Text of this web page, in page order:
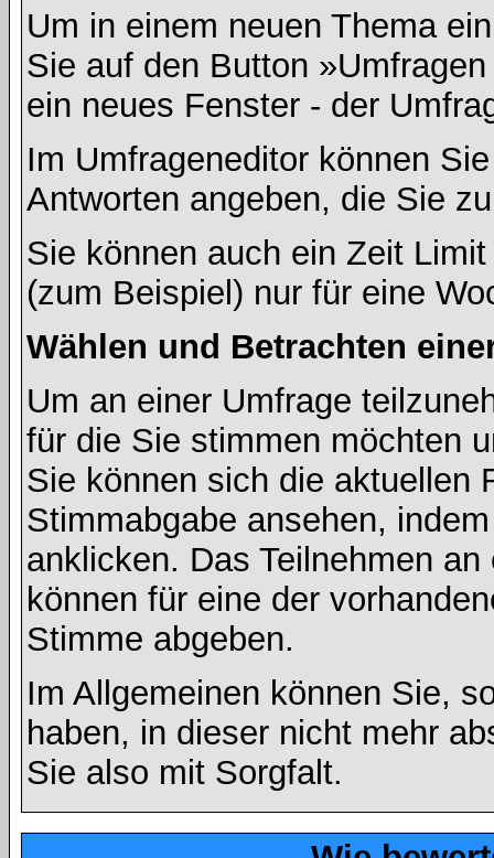
Um in einem neuen Thema
Sie auf den Button
ein neues Fenster - der
Im Umfrageneditor können
Antworten angeben, die Sie
Sie können auch ein Zeit
(zum Beispiel) nur für eine
Wählen und Betrachten
Um an einer Umfrage
für die Sie stimmen möchten
Sie können sich die aktuellen
Stimmabgabe ansehen,
anklicken. Das Teilnehmen
können für eine der
Stimme abgeben.
Im Allgemeinen können Sie,
haben, in dieser nicht mehr
Sie also mit Sorgfalt.